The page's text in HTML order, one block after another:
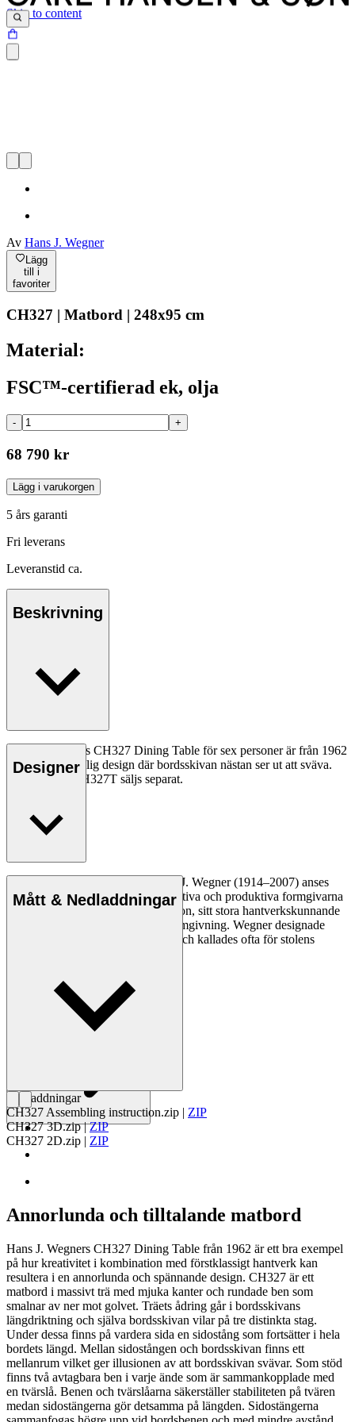
Skip to content
Av Hans J. Wegner
Lägg
till i
favoriter
CH327 | Matbord | 248x95 cm
Material:
FSC™-certifierad ek, olja
- +
68 790 kr
Lägg i varukorgen
5 års garanti
Fri leverans
Leveranstid ca.
Beskrivning
Hans J. Wegners CH327 Dining Table för sex personer är från 1962
och har en ovanlig design där bordsskivan nästan ser ut att sväva.
Iläggsskivan CH327T säljs separat.
Designer
Den danske möbeldesignern Hans J. Wegner (1914–2007) anses
vara en av de mest kreativa, innovativa och produktiva formgivarna
genom tiderna, känd för sin precision, sitt stora hantverkskunnande
och sin kompromisslösa syn på formgivning. Wegner designade
nästan 500 stolar under sin livstid och kallades ofta för stolens
Läs mer om Hans J. Wegner
Mått & Nedladdningar
Nedladdningar
CH327 Assembling instruction.zip | ZIP
CH327 3D.zip|ZIP
CH327 2D.zip | ZIP
Annorlunda och tilltalande matbord
Hans J. Wegners CH327 Dining Table från 1962 är ett bra exempel
på hur kreativitet i kombination med förstklassigt hantverk kan
resultera i en annorlunda och spännande design. CH327 är ett
matbord i massivt trä med mjuka kanter och rundade ben som
smalnar av ner mot golvet. Träets ådring går i bordsskivans
längdriktning och själva bordsskivan vilar på tre distinkta stag.
Under dessa finns på vardera sida en sidostång som fortsätter i hela
bordets längd. Mellan sidostången och bordsskivan finns ett
mellanrum vilket ger illusionen av att bordsskivan svävar. Som stöd
finns två avtagbara ben i varje ände som är sammankopplade med
en tvärslå. Benen och tvärslåarna säkerställer stabiliteten på tvären
medan sidostängerna gör detsamma på längden. Sidostängerna